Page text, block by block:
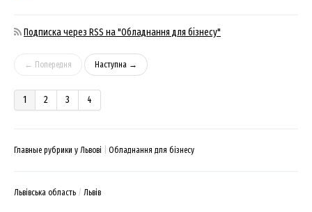
Подписка через RSS на "Обладнання для бізнесу"
← Попередня Наступна →
1 2 3 4
Главные рубрики у Львові Обладнання для бізнесу
Львівська область Львів